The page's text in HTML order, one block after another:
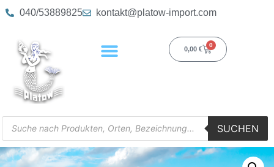
040/53889825 kontakt@platow-import.com
0,00 €
0
SUCHEN